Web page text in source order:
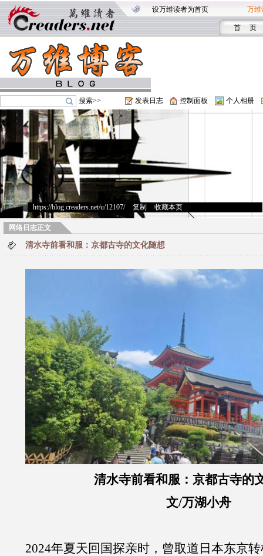
设万维读者为首页 万维
首 页
搜索>> 发表日志 控制面板 个人相册
https://blog.creaders.net/u/12107/> 复制 收藏本页
网络日志正文
清水寺前看和服：京都古寺的文化随想
清水寺前看和服：京都古寺的
文/万湖小舟
2024年夏天回国探亲时，曾取道日本东京